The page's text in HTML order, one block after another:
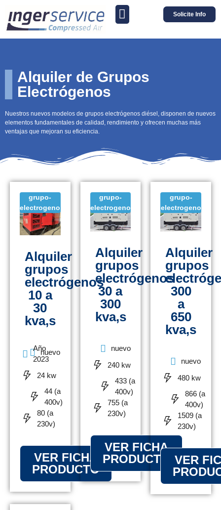
Solicite Info
Alquiler de Grupos
Electrógenos
Nuestros nuevos modelos de grupos electrógenos diésel, disponen de nuevos
elementos fundamentales de calidad, rendimiento y ofrecen muchas más
ventajas que mejoran su eficiencia.
grupo-
electrogeno
Alquiler
grupos
electrógenos
10 a
30
kva,s
nuevo
Año
2023
24 kw
44 (a
400v)
80 (a
230v)
VER FICHA
PRODUCTO
grupo-
electrogeno
Alquiler
grupos
electrógenos
30 a
300
kva,s
nuevo
240 kw
433 (a
400v)
755 (a
230v)
VER FICHA
PRODUCTO
grupo-
electrogeno
Alquiler
grupos
300
a
650
kva,s
nuevo
480 kw
866 (a
400v)
1509 (a
230v)
VER